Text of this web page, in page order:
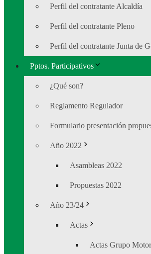
Perfil del contratante Alcaldía
Perfil del contratante Pleno
Perfil del contratante Junta de
Pptos. Participativos
¿Qué son?
Reglamento Regulador
Formulario presentación
Año 2022
Asambleas 2022
Propuestas 2022
Año 23/24
Actas
Actas Grupo Motor